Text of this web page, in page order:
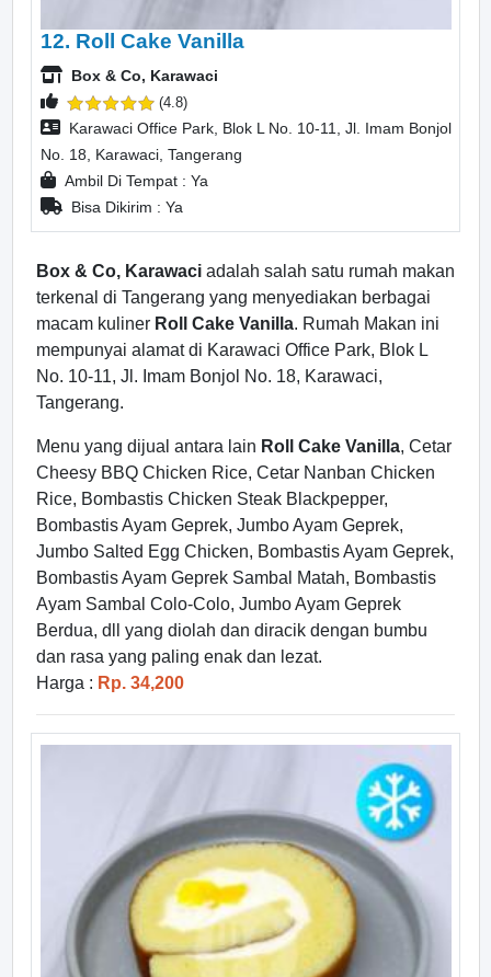
12. Roll Cake Vanilla
Box & Co, Karawaci
(4.8)
Karawaci Office Park, Blok L No. 10-11, Jl. Imam Bonjol
No. 18, Karawaci, Tangerang
Ambil Di Tempat : Ya
Bisa Dikirim : Ya
Box & Co, Karawaci adalah salah satu rumah makan
terkenal di Tangerang yang menyediakan berbagai
macam kuliner Roll Cake Vanilla. Rumah Makan ini
mempunyai alamat di Karawaci Office Park, Blok L
No. 10-11, Jl. Imam Bonjol No. 18, Karawaci,
Tangerang.
Menu yang dijual antara lain Roll Cake Vanilla, Cetar
Cheesy BBQ Chicken Rice, Cetar Nanban Chicken
Rice, Bombastis Chicken Steak Blackpepper,
Bombastis Ayam Geprek, Jumbo Ayam Geprek,
Jumbo Salted Egg Chicken, Bombastis Ayam Geprek,
Bombastis Ayam Geprek Sambal Matah, Bombastis
Ayam Sambal Colo-Colo, Jumbo Ayam Geprek
Berdua, dll yang diolah dan diracik dengan bumbu
dan rasa yang paling enak dan lezat.
Harga : Rp. 34,200